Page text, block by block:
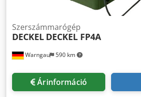
Warngau 590 km
Szerszámmarógép
DECKEL DECKEL FP4A
Árinformáció